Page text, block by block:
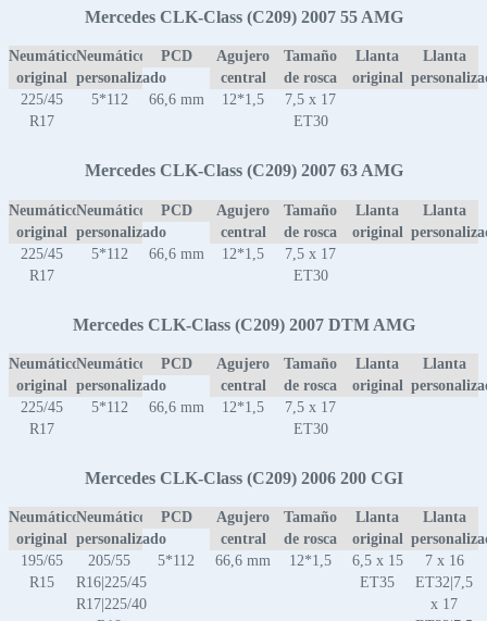
Mercedes CLK-Class (C209) 2007 55 AMG
Neumático
original
Neumático
personalizado
PCD
Agujero
central
Tamaño
de rosca
Llanta
original
Llanta
225/45
R17
5*112 66,6 mm 12*1,5
7,5 x 17
ET30
Mercedes CLK-Class (C209) 2007 63 AMG
Neumático
original
Neumático
personalizado
PCD
Agujero
central
Tamaño
de rosca
Llanta
original
Llanta
225/45
R17
5*112 66,6 mm 12*1,5
7,5 x 17
ET30
Mercedes CLK-Class (C209) 2007 DTM AMG
Neumático
original
Neumático
personalizado
PCD
Agujero
central
Tamaño
de rosca
Llanta
original
Llanta
225/45
R17
5*112 66,6 mm 12*1,5
7,5 x 17
ET30
Mercedes CLK-Class (C209) 2006 200 CGI
Neumático
original
Neumático
personalizado
PCD
Agujero
central
Tamaño
de rosca
Llanta
original
Llanta
195/65
R15
205/55
R16|225/45
R17|225/40
5*112 66,6 mm 12*1,5
6,5 x 15
ET35
7 x 16
ET32|7,5
x 17